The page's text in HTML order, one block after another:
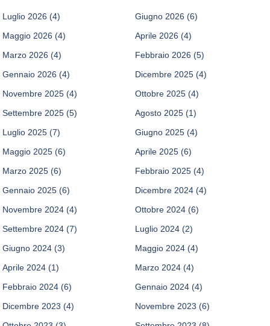
Luglio 2026 (4) Giugno 2026 (6)
Maggio 2026 (4) Aprile 2026 (4)
Marzo 2026 (4) Febbraio 2026 (5)
Gennaio 2026 (4) Dicembre 2025 (4)
Novembre 2025 (4) Ottobre 2025 (4)
Settembre 2025 (5) Agosto 2025 (1)
Luglio 2025 (7) Giugno 2025 (4)
Maggio 2025 (6) Aprile 2025 (6)
Marzo 2025 (6) Febbraio 2025 (4)
Gennaio 2025 (6) Dicembre 2024 (4)
Novembre 2024 (4) Ottobre 2024 (6)
Settembre 2024 (7) Luglio 2024 (2)
Giugno 2024 (3) Maggio 2024 (4)
Aprile 2024 (1) Marzo 2024 (4)
Febbraio 2024 (6) Gennaio 2024 (4)
Dicembre 2023 (4) Novembre 2023 (6)